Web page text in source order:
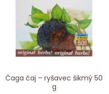
Čaga čaj – ryšavec šikmý 50
g